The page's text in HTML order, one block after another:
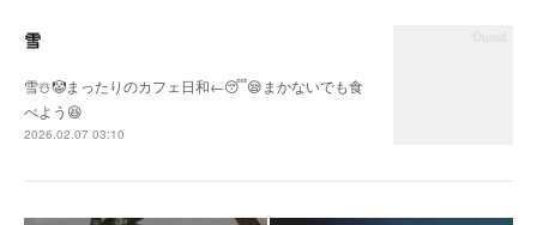
雪
雪☃️🤡まったりのカフェ日和←😴😪まかないでも食
べよう😆
2026.02.07 03:10